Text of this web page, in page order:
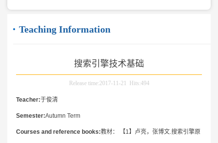
Teaching Information
搜索引擎技术基础
Release time:2017-11-21 Hits:494
Teacher:于俊清
Semester:Autumn Term
Courses and reference books:教材： 【1】卢亮，张博文.搜索引擎原